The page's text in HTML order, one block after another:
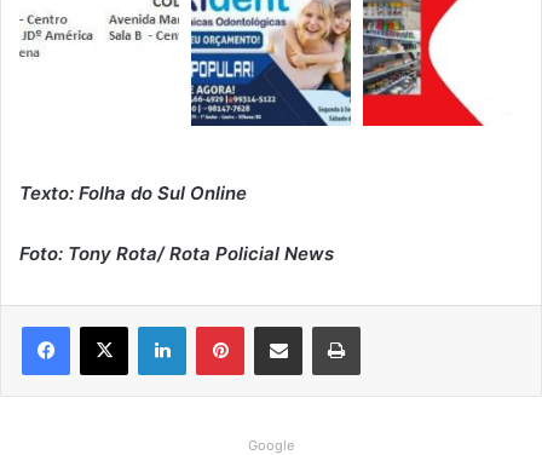
Texto: Folha do Sul Online
Foto: Tony Rota/ Rota Policial News
Google